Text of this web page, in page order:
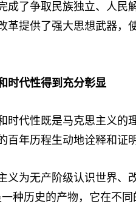
成了争取民族独立、人民
革提供了强大思想武器，
时代性得到充分彰显
代性既是马克思主义的理
百年历程生动地诠释和证
为无产阶级认识世界、改
种历史的产物，它在不